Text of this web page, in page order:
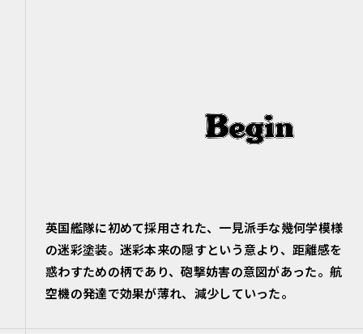
英国艦隊に初めて採用された、一見派手な幾何学模様
の迷彩塗装。迷彩本来の隠すという意より、距離感を
惑わすための柄であり、砲撃妨害の意図があった。航
空機の発達で効果が薄れ、減少していった。